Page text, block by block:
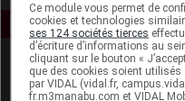
Ce module vous permet de
cookies et technologies
ses 124 sociétés tierces
d’écriture d’informations au
cliquant sur le bouton «
que des cookies soient
par VIDAL (vidal.fr,
fr.m3manabu.com et VIDAL